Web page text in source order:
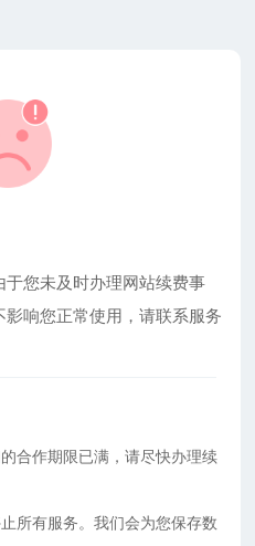
您未及时办理网站续费事
响您正常使用，请联系服务
合作期限已满，请尽快办理续
所有服务。我们会为您保存数